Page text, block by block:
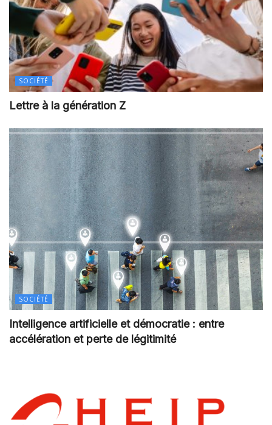
SOCIÉTÉ
Lettre à la génération Z
SOCIÉTÉ
Intelligence artificielle et démocratie : entre
accélération et perte de légitimité